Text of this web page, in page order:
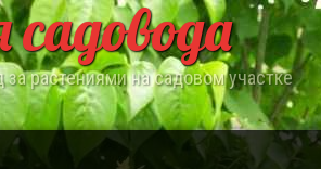
за растениями на садовом участке